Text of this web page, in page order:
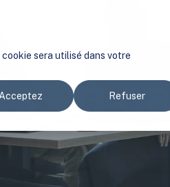
sera utilisé dans votre
Acceptez Refuser
de